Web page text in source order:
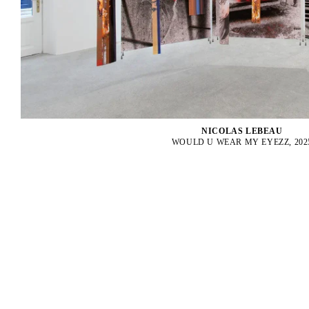
NICOLAS LEBEAU
WOULD U WEAR MY EYEZZ,